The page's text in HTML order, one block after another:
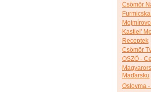
Csömör
Kastiel'
Receptek
Csömör
OSZÖ -
Maďarsku
Oslovma